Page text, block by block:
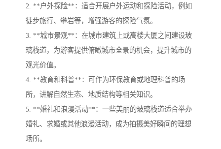
2. **户外探险**：适合开展户外运动和探险活动，例如
徒步旅行、攀岩等，增强游客的探险气氛。
3. **城市景观**：在城市建筑上或高楼大厦之间建设玻
璃栈道，为游客提供俯瞰城市全景的机会，提升城市的
观光价值。
4. **教育和科普**：可作为环保教育或地理科普的场
所，讲解自然生态、地质结构等相关知识。
5. **婚礼和浪漫活动**：一些美丽的玻璃栈道适合举办
婚礼、求婚或其他浪漫活动，成为拍摄美好瞬间的理想
场所。